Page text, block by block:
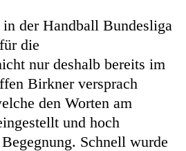
der Handball Bundesliga
die
nur deshalb bereits im
Birkner versprach
den Worten am
und hoch
Schnell wurde